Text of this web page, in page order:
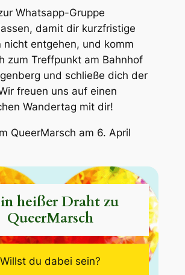
Whatsapp-Gruppe
damit dir kurzfristige
nicht entgehen, und komm
zum Treffpunkt am Bahnhof
und schließe dich der
freuen uns auf einen
Wandertag mit dir!
QueerMarsch am 6. April
heißer Draht zu
QueerMarsch
Willst du dabei sein?